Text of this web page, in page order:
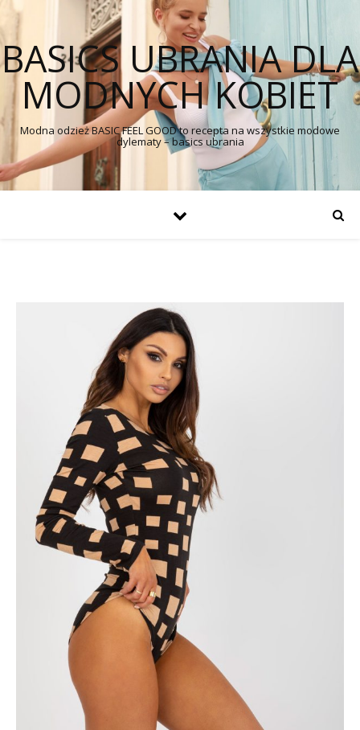
BASICS UBRANIA DLA
MODNYCH KOBIET
Modna odzież BASIC FEEL GOOD to recepta na wszystkie modowe
dylematy – basics ubrania